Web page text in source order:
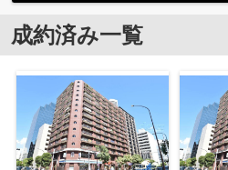
成約済み一覧